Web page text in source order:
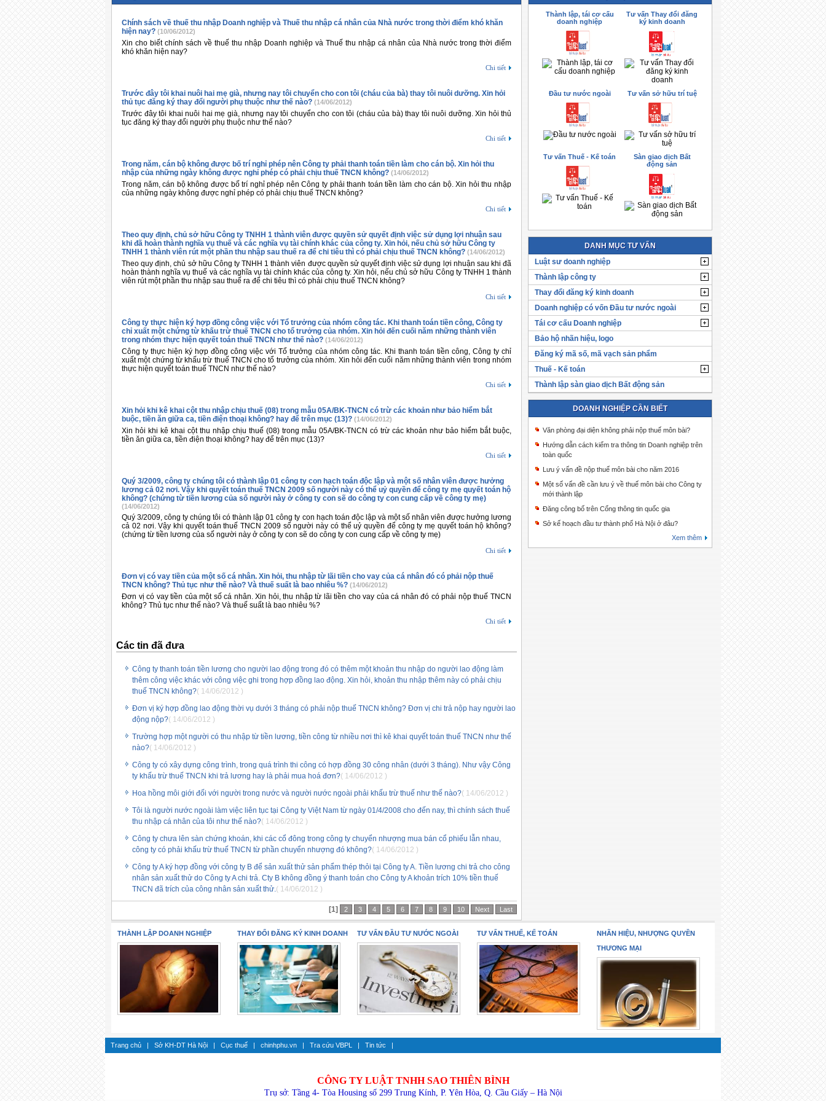
Chính sách về thuế thu nhập Doanh nghiệp và Thuế thu nhập cá nhân của Nhà nước trong thời điểm khó khăn
hiện nay? (10/06/2012)
Xin cho biết chính sách về thuế thu nhập Doanh nghiệp và Thuế thu nhập cá nhân của Nhà nước trong thời điểm
khó khăn hiện nay?
Chi tiết
Trước đây tôi khai nuôi hai mẹ già, nhưng nay tôi chuyển cho con tôi (cháu của bà) thay tôi nuôi dưỡng. Xin hỏi
thủ tục đăng ký thay đổi người phụ thuộc như thế nào? (14/06/2012)
Trước đây tôi khai nuôi hai mẹ già, nhưng nay tôi chuyển cho con tôi (cháu của bà) thay tôi nuôi dưỡng. Xin hỏi thủ
tục đăng ký thay đổi người phụ thuộc như thế nào?
Chi tiết
Trong năm, cán bộ không được bố trí nghỉ phép nên Công ty phải thanh toán tiền làm cho cán bộ. Xin hỏi thu
nhập của những ngày không được nghỉ phép có phải chịu thuế TNCN không? (14/06/2012)
Trong năm, cán bộ không được bố trí nghỉ phép nên Công ty phải thanh toán tiền làm cho cán bộ. Xin hỏi thu nhập
của những ngày không được nghỉ phép có phải chịu thuế TNCN không?
Chi tiết
Theo quy định, chủ sở hữu Công ty TNHH 1 thành viên được quyền sử quyết định việc sử dụng lợi nhuận sau
khi đã hoàn thành nghĩa vụ thuế và các nghĩa vụ tài chính khác của công ty. Xin hỏi, nếu chủ sở hữu Công ty
TNHH 1 thành viên rút một phần thu nhập sau thuế ra để chi tiêu thì có phải chịu thuế TNCN không? (14/06/2012)
Theo quy định, chủ sở hữu Công ty TNHH 1 thành viên được quyền sử quyết định việc sử dụng lợi nhuận sau khi đã
hoàn thành nghĩa vụ thuế và các nghĩa vụ tài chính khác của công ty. Xin hỏi, nếu chủ sở hữu Công ty TNHH 1 thành
viên rút một phần thu nhập sau thuế ra để chi tiêu thì có phải chịu thuế TNCN không?
Chi tiết
Công ty thực hiện ký hợp đồng công việc với Tổ trưởng của nhóm công tác. Khi thanh toán tiền công, Công ty
chỉ xuất một chứng từ khấu trừ thuế TNCN cho tổ trưởng của nhóm. Xin hỏi đến cuối năm những thành viên
trong nhóm thực hiện quyết toán thuế TNCN như thế nào? (14/06/2012)
Công ty thực hiện ký hợp đồng công việc với Tổ trưởng của nhóm công tác. Khi thanh toán tiền công, Công ty chỉ
xuất một chứng từ khấu trừ thuế TNCN cho tổ trưởng của nhóm. Xin hỏi đến cuối năm những thành viên trong nhóm
thực hiện quyết toán thuế TNCN như thế nào?
Chi tiết
Xin hỏi khi kê khai cột thu nhập chịu thuế (08) trong mẫu 05A/BK-TNCN có trừ các khoản như bảo hiểm bắt
buộc, tiền ăn giữa ca, tiền điện thoại không? hay để trên mục (13)? (14/06/2012)
Xin hỏi khi kê khai cột thu nhập chịu thuế (08) trong mẫu 05A/BK-TNCN có trừ các khoản như bảo hiểm bắt buộc,
tiền ăn giữa ca, tiền điện thoại không? hay để trên mục (13)?
Chi tiết
Quý 3/2009, công ty chúng tôi có thành lập 01 công ty con hạch toán độc lập và một số nhân viên được hưởng
lương cả 02 nơi. Vậy khi quyết toán thuế TNCN 2009 số người này có thể uỷ quyền để công ty mẹ quyết toán hộ
không? (chứng từ tiền lương của số người này ở công ty con sẽ do công ty con cung cấp về công ty mẹ)
(14/06/2012)
Quý 3/2009, công ty chúng tôi có thành lập 01 công ty con hạch toán độc lập và một số nhân viên được hưởng lương
cả 02 nơi. Vậy khi quyết toán thuế TNCN 2009 số người này có thể uỷ quyền để công ty mẹ quyết toán hộ không?
(chứng từ tiền lương của số người này ở công ty con sẽ do công ty con cung cấp về công ty mẹ)
Chi tiết
Đơn vị có vay tiền của một số cá nhân. Xin hỏi, thu nhập từ lãi tiền cho vay của cá nhân đó có phải nộp thuế
TNCN không? Thủ tục như thế nào? Và thuế suất là bao nhiêu %? (14/06/2012)
Đơn vị có vay tiền của một số cá nhân. Xin hỏi, thu nhập từ lãi tiền cho vay của cá nhân đó có phải nộp thuế TNCN
không? Thủ tục như thế nào? Và thuế suất là bao nhiêu %?
Chi tiết
Các tin đã đưa
Công ty thanh toán tiền lương cho người lao động trong đó có thêm một khoản thu nhập do người lao động làm
thêm công việc khác với công việc ghi trong hợp đồng lao động. Xin hỏi, khoản thu nhập thêm này có phải chịu
thuế TNCN không?( 14/06/2012 )
Đơn vị ký hợp đồng lao động thời vụ dưới 3 tháng có phải nộp thuế TNCN không? Đơn vị chi trả nộp hay người lao
động nộp?( 14/06/2012 )
Trường hợp một người có thu nhập từ tiền lương, tiền công từ nhiều nơi thì kê khai quyết toán thuế TNCN như thế
nào?( 14/06/2012 )
Công ty có xây dựng công trình, trong quá trình thi công có hợp đồng 30 công nhân (dưới 3 tháng). Như vậy Công
ty khấu trừ thuế TNCN khi trả lương hay là phải mua hoá đơn?( 14/06/2012 )
Hoa hồng môi giới đối với người trong nước và người nước ngoài phải khấu trừ thuế như thế nào?( 14/06/2012 )
Tôi là người nước ngoài làm việc liên tục tại Công ty Việt Nam từ ngày 01/4/2008 cho đến nay, thì chính sách thuế
thu nhập cá nhân của tôi như thế nào?( 14/06/2012 )
Công ty chưa lên sàn chứng khoán, khi các cổ đông trong công ty chuyển nhượng mua bán cổ phiếu lẫn nhau,
công ty có phải khấu trừ thuế TNCN từ phần chuyển nhượng đó không?( 14/06/2012 )
Công ty A ký hợp đồng với công ty B để sản xuất thử sản phẩm thép thỏi tại Công ty A. Tiền lương chi trả cho công
nhân sản xuất thử do Công ty A chi trả. Cty B không đồng ý thanh toán cho Công ty A khoản trích 10% tiền thuế
TNCN đã trích của công nhân sản xuất thử.( 14/06/2012 )
[1] 2 3 4 5 6 7 8 9 10 Next Last
Thành lập, tái cơ cấu
doanh nghiệp
Tư vấn Thay đổi đăng
ký kinh doanh
Đầu tư nước ngoài Tư vấn sở hữu trí tuệ
Tư vấn Thuế - Kế toán
Sàn giao dịch Bất
động sản
DANH MỤC TƯ VẤN
Luật sư doanh nghiệp
Thành lập công ty
Thay đổi đăng ký kinh doanh
Doanh nghiệp có vốn Đầu tư nước ngoài
Tái cơ cấu Doanh nghiệp
Bảo hộ nhãn hiệu, logo
Đăng ký mã số, mã vạch sản phẩm
Thuế - Kế toán
Thành lập sàn giao dịch Bất động sản
DOANH NGHIỆP CẦN BIẾT
Văn phòng đại diện không phải nộp thuế môn bài?
Hướng dẫn cách kiểm tra thông tin Doanh nghiệp trên
toàn quốc
Lưu ý vấn đề nộp thuế môn bài cho năm 2016
Một số vấn đề cần lưu ý về thuế môn bài cho Công ty
mới thành lập
Đăng công bố trên Cổng thông tin quốc gia
Sở kế hoạch đầu tư thành phố Hà Nội ở đâu?
Xem thêm
THÀNH LẬP DOANH NGHIỆP THAY ĐỔI ĐĂNG KÝ KINH DOANH TƯ VẤN ĐẦU TƯ NƯỚC NGOÀI TƯ VẤN THUẾ, KẾ TOÁN
NHÃN HIỆU, NHƯỢNG QUYỀN
THƯƠNG MẠI
Trang chủ | Sở KH-DT Hà Nội | Cục thuế | chinhphu.vn | Tra cứu VBPL | Tin tức |
CÔNG TY LUẬT TNHH SAO THIÊN BÌNH
Trụ sở: Tầng 4- Tòa Housing số 299 Trung Kính, P. Yên Hòa, Q. Cầu Giấy – Hà Nội